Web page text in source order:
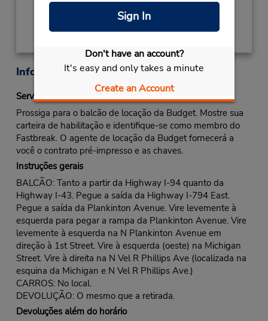
Sign In
Don't have an account?
It's easy and only takes a minute
Create an Account
Informações sobre a loja
Serviço Fastbreak
Prossiga para o balcão de locação da Budget. Mostre sua
carteira de habilitação e identifique-se como membro do
Fastbreak. O agente de locação da Budget fornecerá a
você o contrato pré-impresso e as chaves.
Instruções gerais
BALCÃO: Tanto a partir da Highway I-94 quanto da
Highway I-43. Pegue a saída da Highway I-794 East.
Pegue a saída da Plankinton Avenue. Vire levemente à
esquerda para pegar a rampa da Plankinton Avenue. Vire
levemente à esquerda na N Plankinton Avenue em
direção à 1st Street. Vire à esquerda (oeste) na Michigan
Street. Vire à direita na N Vel R Phillips Ave (localizada na
esquina da Michigan e N Vel R Phillips Ave.)
CARROS: No local.
DEVOLUÇÃO: O mesmo que a retirada.
Devoluções além do horário